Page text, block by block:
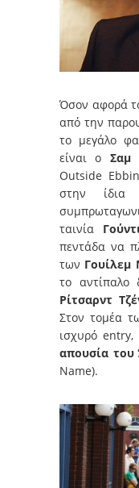
Όσον αφορά
από την
το μεγάλο
είναι ο Σαμ
Outside
στην ίδια
ταινία
πεντάδα να
των Γουίλεμ
το αντίπαλο
Ρίτσαρντ
Στον τομέα
ισχυρό
απουσία του
Name).